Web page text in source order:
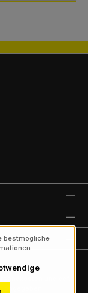
bestmögliche
...